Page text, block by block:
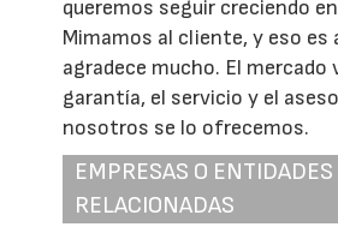
queremos seguir creciendo
Mimamos al cliente, y eso es
agradece mucho. El mercado
garantía, el servicio y el
nosotros se lo ofrecemos.
EMPRESAS O ENTIDADES
RELACIONADAS